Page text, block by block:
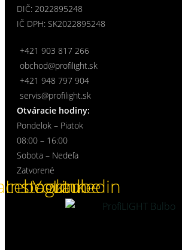
DIČ: 2022895248
IČ DPH: SK2022895248
+421 903 817 266
obchod@profilight.sk
+421 948 797 904
servis@profilight.sk
Otváracie hodiny:
Pondelok – Piatok
08:00 – 16:00
Sobota – Nedeľa
Zatvorené
Instagram
Youtube
Linkedin